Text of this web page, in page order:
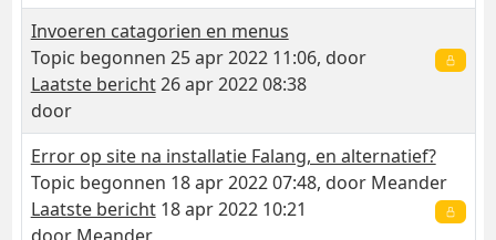
Invoeren catagorien en menus
Topic begonnen 25 apr 2022 11:06, door
Laatste bericht26 apr 2022 08:38
door
Error op site na installatie Falang, en alternatief?
Topic begonnen 18 apr 2022 07:48, door Meander
Laatste bericht18 apr 2022 10:21